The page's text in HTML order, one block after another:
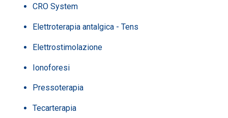
CRO System
Elettroterapia antalgica - Tens
Elettrostimolazione
Ionoforesi
Pressoterapia
Tecarterapia